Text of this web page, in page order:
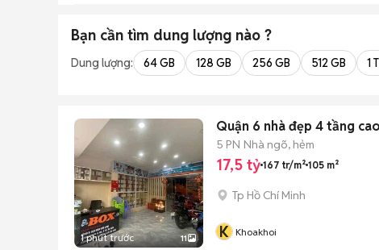
Bạn cần tìm dung lượng nào ?
Dung lượng: 64 GB 128 GB 256 GB 512 GB 1
1 phút trước 11
Quận 6 nhà đẹp 4 tầng
5 PN Nhà ngõ, hẻm
17,5 tỷ 167 tr/m² 105 m²
Tp Hồ Chí Minh
K Khoakhoi